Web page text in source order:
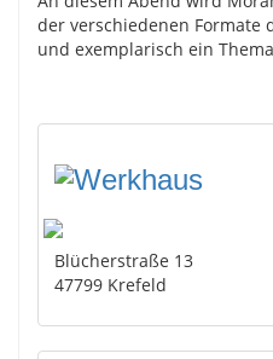
der verschiedenen Formate
und exemplarisch ein
Blücherstraße 13
47799 Krefeld